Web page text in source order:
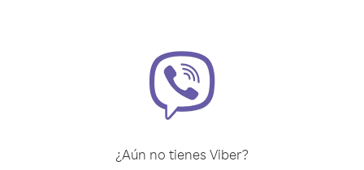
¿Aún no tienes Viber?